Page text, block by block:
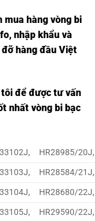
mua hàng vòng bi
, nhập khẩu và
hàng đầu Việt
để được tư vấn
nhất vòng bi bạc
HR28985/20J,
HR28584/21J,
HR28680/22J,
HR29590/22J,